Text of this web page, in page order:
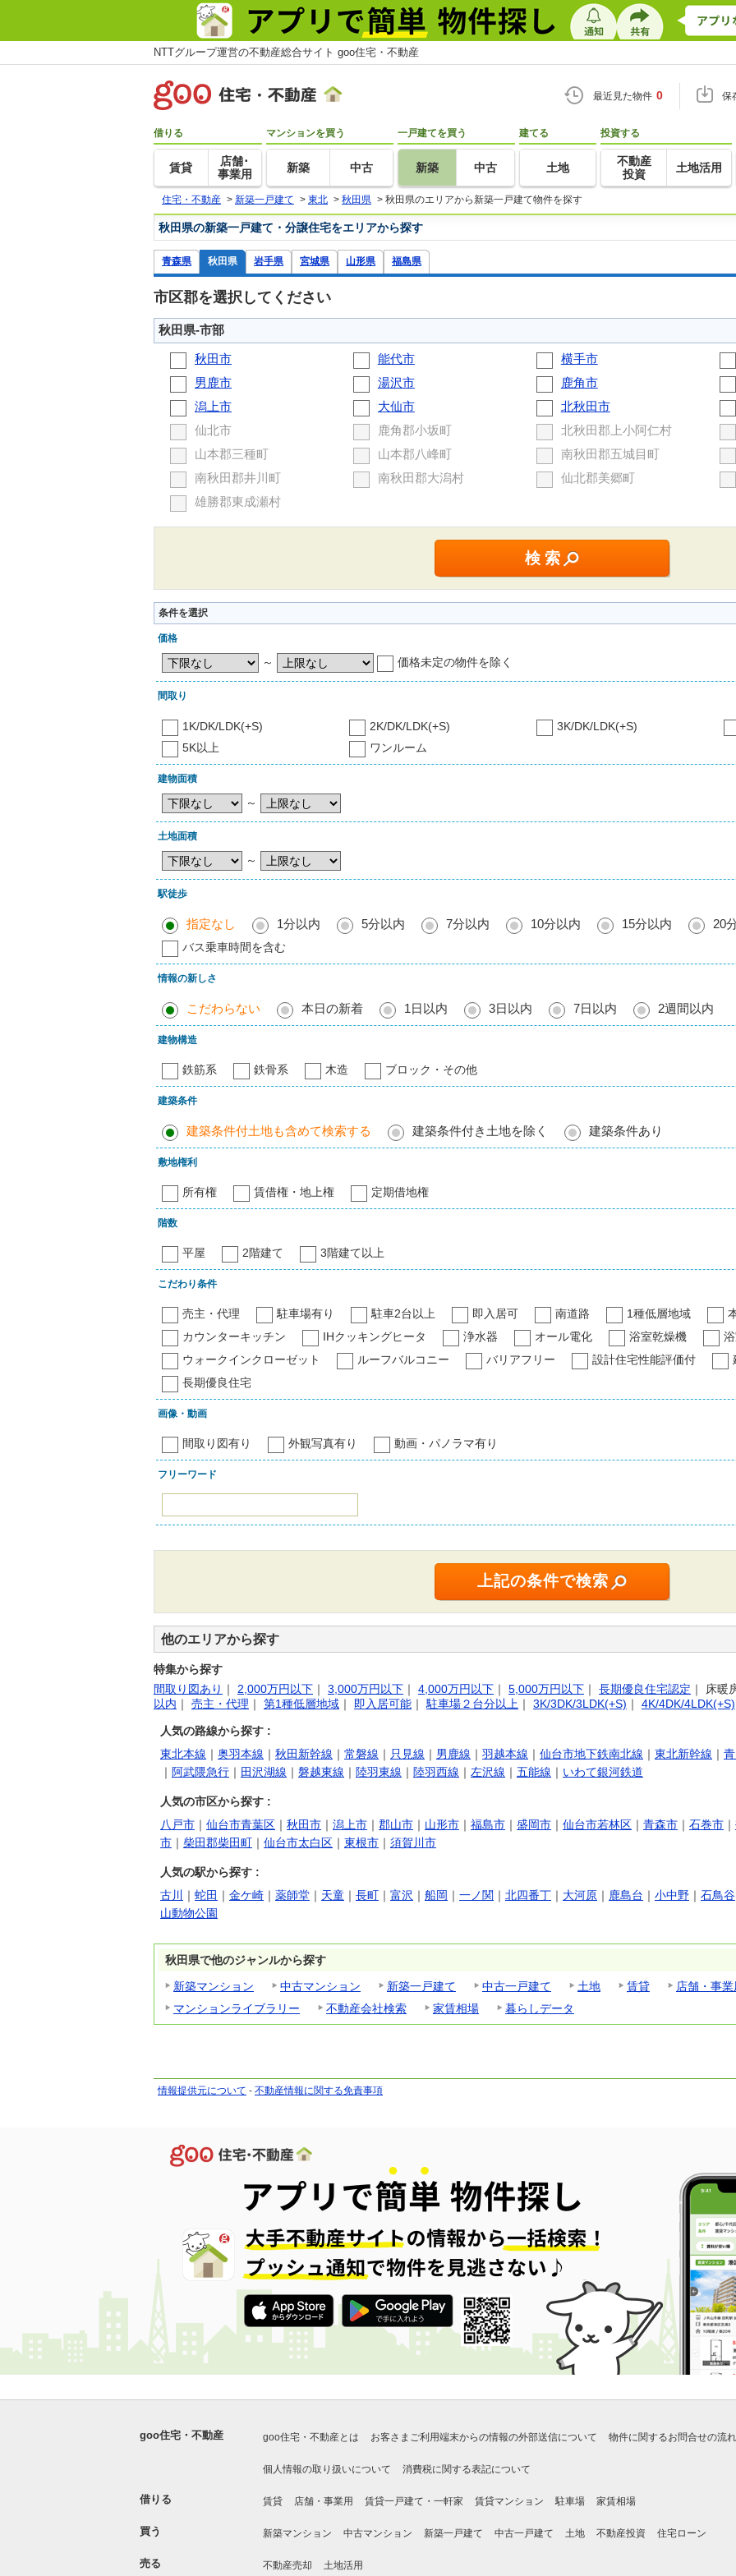
NTTグループ運営の不動産総合サイト goo住宅・不動産
最近見た物件 0 保
借りる
賃貸
店舗･
事業用
マンションを買う
新築 中古
一戸建てを買う
新築 中古
建てる
土地
投資する
不動産
投資
土地活用
住宅・不動産 > 新築一戸建て > 東北 > 秋田県 > 秋田県のエリアから新築一戸建て物件を探す
秋田県の新築一戸建て・分譲住宅をエリアから探す
青森県 秋田県 岩手県 宮城県 山形県 福島県
市区郡を選択してください
秋田県-市部
秋田市 能代市
横手市
男鹿市
湯沢市
鹿角市
潟上市
大仙市
北秋田市
仙北市
鹿角郡小坂町
北秋田郡上小阿仁村
山本郡三種町
山本郡八峰町
南秋田郡五城目町
南秋田郡井川町
南秋田郡大潟村
仙北郡美郷町
雄勝郡東成瀬村
条件を選択
価格
～ 価格未定の物件を除く
間取り
1K/DK/LDK(+S) 2K/DK/LDK(+S)
3K/DK/LDK(+S)
5K以上
ワンルーム
建物面積
～
土地面積
～
駅徒歩
指定なし 1分以内 5分以内 7分以内 10分以内 15分以内 20
バス乗車時間を含む
情報の新しさ
こだわらない 本日の新着 1日以内 3日以内 7日以内 2週間以内
建物構造
鉄筋系 鉄骨系 木造 ブロック・その他
建築条件
建築条件付土地も含めて検索する 建築条件付き土地を除く 建築条件あり
敷地権利
所有権 賃借権・地上権 定期借地権
階数
平屋 2階建て 3階建て以上
こだわり条件
売主・代理 駐車場有り 駐車2台以上 即入居可 南道路 1種低層地域
カウンターキッチン
IHクッキングヒータ 浄水器 オール電化 浴室乾燥機
ウォークインクローゼット
ルーフバルコニー バリアフリー 設計住宅性能評価付
長期優良住宅
画像・動画
間取り図有り 外観写真有り 動画・パノラマ有り
フリーワード
他のエリアから探す
特集から探す
間取り図あり ｜ 2,000万円以下 ｜ 3,000万円以下 ｜ 4,000万円以下 ｜ 5,000万円以下 ｜ 長期優良住宅認定 ｜
床暖
以内 ｜ 売主・代理 ｜ 第1種低層地域 ｜ 即入居可能 ｜ 駐車場２台分以上 ｜ 3K/3DK/3LDK(+S) ｜ 4K/4DK/4LDK(+S)
人気の路線から探す :
東北本線 ｜ 奥羽本線 ｜ 秋田新幹線 ｜ 常磐線 ｜ 只見線 ｜ 男鹿線 ｜ 羽越本線 ｜ 仙台市地下鉄南北線 ｜ 東北新幹線 ｜
｜ 阿武隈急行 ｜ 田沢湖線 ｜ 磐越東線 ｜ 陸羽東線 ｜ 陸羽西線 ｜ 左沢線 ｜ 五能線 ｜ いわて銀河鉄道
人気の市区から探す :
八戸市 ｜ 仙台市青葉区 ｜ 秋田市 ｜ 潟上市 ｜ 郡山市 ｜ 山形市 ｜ 福島市 ｜ 盛岡市 ｜ 仙台市若林区 ｜ 青森市 ｜ 石巻市 ｜
市 ｜ 柴田郡柴田町 ｜ 仙台市太白区 ｜ 東根市 ｜ 須賀川市
人気の駅から探す :
古川 ｜ 蛇田 ｜ 金ケ崎 ｜ 薬師堂 ｜ 天童 ｜ 長町 ｜ 富沢 ｜ 船岡 ｜ 一ノ関 ｜ 北四番丁 ｜ 大河原 ｜ 鹿島台 ｜ 小中野 ｜ 石鳥谷
山動物公園
秋田県で他のジャンルから探す
新築マンション
中古マンション 新築一戸建て 中古一戸建て 土地 賃貸
店舗・事業
マンションライブラリー
不動産会社検索 家賃相場 暮らしデータ
情報提供元について - 不動産情報に関する免責事項
goo住宅・不動産 goo住宅・不動産とは お客さまご利用端末からの情報の外部送信について 物件に関するお問合せの流れ
個人情報の取り扱いについて 消費税に関する表記について
借りる 賃貸 店舗・事業用 賃貸一戸建て・一軒家 賃貸マンション 駐車場 家賃相場
買う 新築マンション 中古マンション 新築一戸建て 中古一戸建て 土地 不動産投資 住宅ローン
売る 不動産売却 土地活用